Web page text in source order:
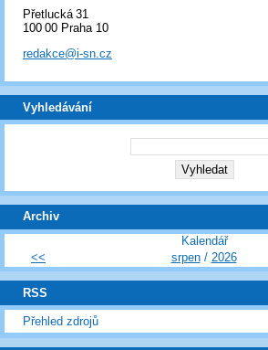
Přetlucká 31
100 00 Praha 10
redakce@i-sn.cz
Vyhledávání
Archiv
Kalendář
<<
srpen/ 2026
RSS
Přehled zdrojů